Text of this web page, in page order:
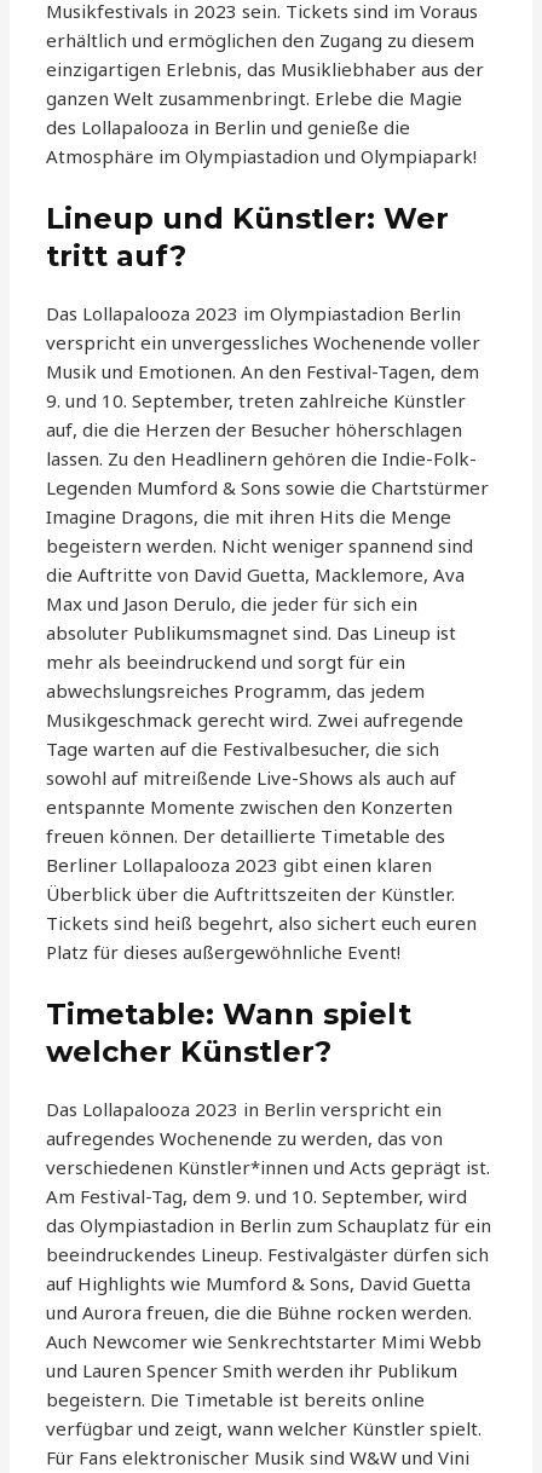
Musikfestivals in 2023 sein. Tickets sind im Voraus
erhältlich und ermöglichen den Zugang zu diesem
einzigartigen Erlebnis, das Musikliebhaber aus der
ganzen Welt zusammenbringt. Erlebe die Magie
des Lollapalooza in Berlin und genieße die
Atmosphäre im Olympiastadion und Olympiapark!
Lineup und Künstler: Wer
tritt auf?
Das Lollapalooza 2023 im Olympiastadion Berlin
verspricht ein unvergessliches Wochenende voller
Musik und Emotionen. An den Festival-Tagen, dem
9. und 10. September, treten zahlreiche Künstler
auf, die die Herzen der Besucher höherschlagen
lassen. Zu den Headlinern gehören die Indie-Folk-
Legenden Mumford & Sons sowie die Chartstürmer
Imagine Dragons, die mit ihren Hits die Menge
begeistern werden. Nicht weniger spannend sind
die Auftritte von David Guetta, Macklemore, Ava
Max und Jason Derulo, die jeder für sich ein
absoluter Publikumsmagnet sind. Das Lineup ist
mehr als beeindruckend und sorgt für ein
abwechslungsreiches Programm, das jedem
Musikgeschmack gerecht wird. Zwei aufregende
Tage warten auf die Festivalbesucher, die sich
sowohl auf mitreißende Live-Shows als auch auf
entspannte Momente zwischen den Konzerten
freuen können. Der detaillierte Timetable des
Berliner Lollapalooza 2023 gibt einen klaren
Überblick über die Auftrittszeiten der Künstler.
Tickets sind heiß begehrt, also sichert euch euren
Platz für dieses außergewöhnliche Event!
Timetable: Wann spielt
welcher Künstler?
Das Lollapalooza 2023 in Berlin verspricht ein
aufregendes Wochenende zu werden, das von
verschiedenen Künstler*innen und Acts geprägt ist.
Am Festival-Tag, dem 9. und 10. September, wird
das Olympiastadion in Berlin zum Schauplatz für ein
beeindruckendes Lineup. Festivalgäster dürfen sich
auf Highlights wie Mumford & Sons, David Guetta
und Aurora freuen, die die Bühne rocken werden.
Auch Newcomer wie Senkrechtstarter Mimi Webb
und Lauren Spencer Smith werden ihr Publikum
begeistern. Die Timetable ist bereits online
verfügbar und zeigt, wann welcher Künstler spielt.
Für Fans elektronischer Musik sind W&W und Vini